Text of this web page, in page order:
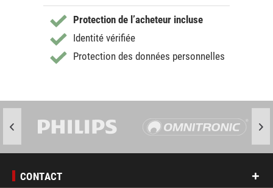
Protection de l’acheteur incluse
Identité vérifiée
Protection des données personnelles
CONTACT